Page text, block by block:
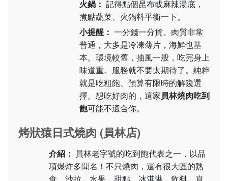
火鍋： 記得點個昆布或麻辣湯底，
煮點蔬菜、火鍋料平衡一下。
小提醒： 一分錢一分貨。肉質非常
普通，大多是冷凍薄片，海鮮也基
本。環境較舊，抽風一般，吃完身上
味道重。服務就不要太期待了。純粹
就是吃粗飽、預算有限時的解饞選
擇。想吃好肉的，這家員林燒肉吃到
飽可能不適合你。
烤狀猿日式燒肉 (員林店)
介紹： 員林老字號的吃到飽代表之一，以品
項爆炸多聞名！不只燒肉，還有很大區的熟